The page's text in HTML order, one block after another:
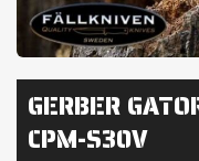
GERBER
CPM-S30V